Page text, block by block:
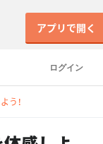
ログイン
アプリで開く
う！